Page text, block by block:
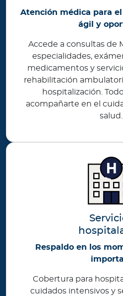
Atención médica para
ágil y
Accede a consultas de
especialidades,
medicamentos y
rehabilitación
hospitalización.
acompañarte en el
salud.
Respaldo en los
Cobertura para
cuidados intensivos y